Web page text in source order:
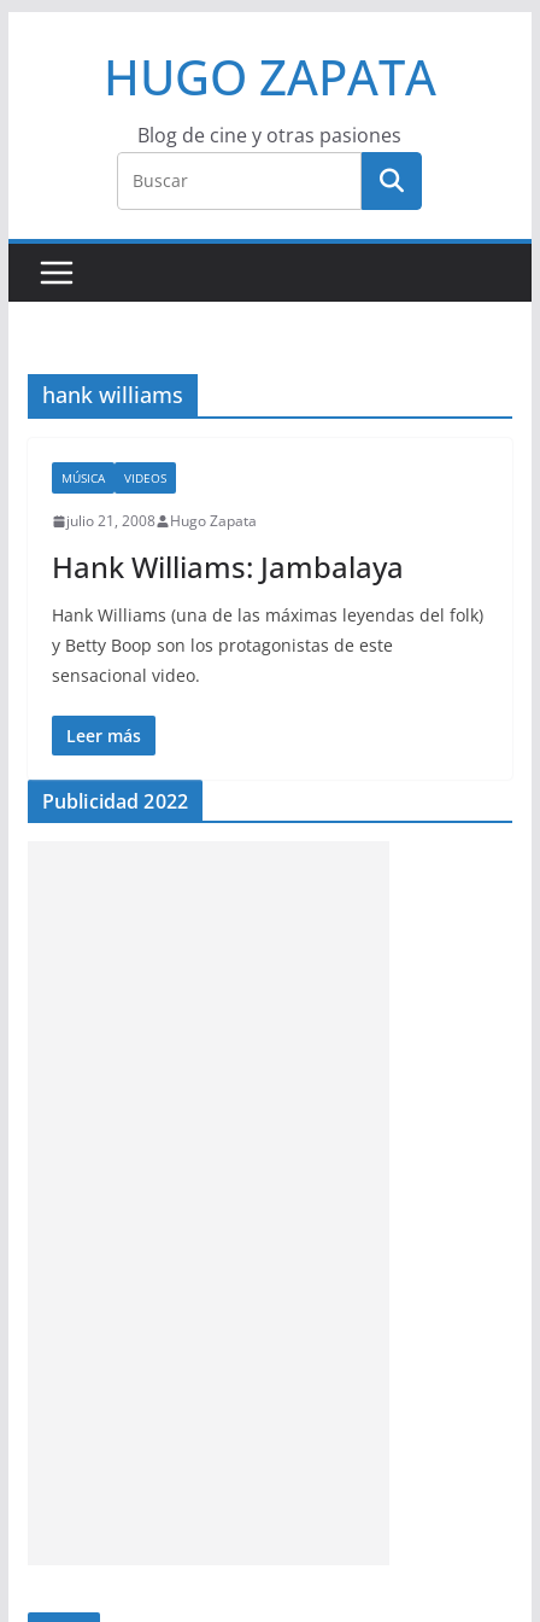
HUGO ZAPATA
Blog de cine y otras pasiones
hank williams
MÚSICA VIDEOS
julio 21, 2008 Hugo Zapata
Hank Williams: Jambalaya
Hank Williams (una de las máximas leyendas del folk)
y Betty Boop son los protagonistas de este
sensacional video.
Leer más
Publicidad 2022